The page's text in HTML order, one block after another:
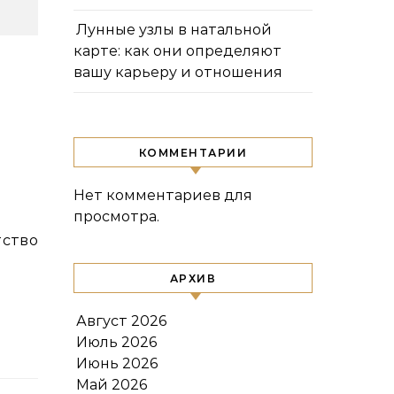
Лунные узлы в натальной
карте: как они определяют
вашу карьеру и отношения
КОММЕНТАРИИ
Нет комментариев для
просмотра.
АРХИВ
Август 2026
Июль 2026
Июнь 2026
Май 2026